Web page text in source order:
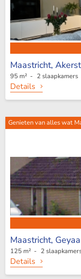
Maastricht,
95 m² - 2 slaapkamers
Details
Genieten van alles wat
Maastricht,
125 m² - 2
Details